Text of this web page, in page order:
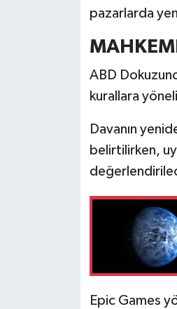
pazarlarda
ABD
kurallara
Davanın
belirtilirken,
Epic Games
Rüya Tabirleri